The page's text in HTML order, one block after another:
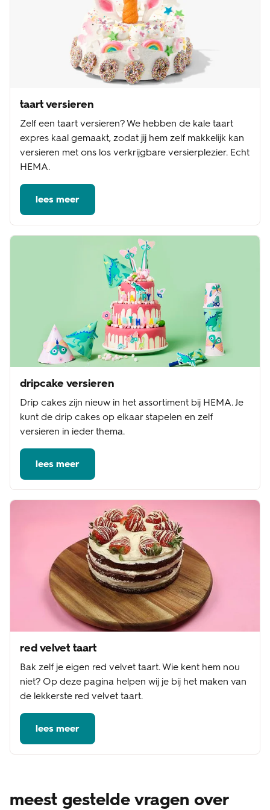
taart versieren
Zelf een taart versieren? We hebben de kale taart
expres kaal gemaakt, zodat jij hem zelf makkelijk kan
versieren met ons los verkrijgbare versierplezier. Echt
HEMA.
lees meer
dripcake versieren
Drip cakes zijn nieuw in het assortiment bij HEMA. Je
kunt de drip cakes op elkaar stapelen en zelf
versieren in ieder thema.
lees meer
red velvet taart
Bak zelf je eigen red velvet taart. Wie kent hem nou
niet? Op deze pagina helpen wij je bij het maken van
de lekkerste red velvet taart.
lees meer
meest gestelde vragen over